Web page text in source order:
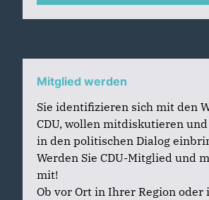
Mitglied werden
Sie identifizieren sich mit den
CDU, wollen mitdiskutieren
in den politischen Dialog
Werden Sie CDU-Mitglied und
mit!
Ob vor Ort in Ihrer Region oder